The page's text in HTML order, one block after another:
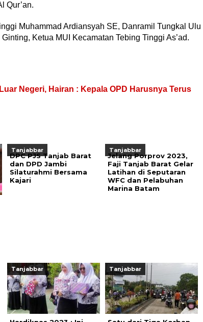
Qur’an.
Muhammad Ardiansyah SE, Danramil Tungkal Ulu
Ketua MUI Kecamatan Tebing Tinggi As’ad.
Negeri, Hairan : Kepala OPD Harusnya Terus
Tanjabbar
DPC PJS Tanjab Barat
dan DPD Jambi
Silaturahmi Bersama
Kajari
Tanjabbar
Jelang Porprov 2023,
Faji Tanjab Barat Gelar
Latihan di Seputaran
WFC dan Pelabuhan
Marina Batam
Tanjabbar Tanjabbar